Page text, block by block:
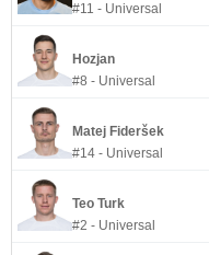
#11 - Universal
Hozjan
#8 - Universal
Matej Fideršek
#14 - Universal
Teo Turk
#2 - Universal